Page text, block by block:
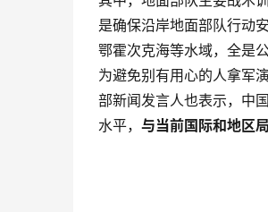
是确保沿岸地面部队行动
鄂霍次克海等水域，全是
为避免别有用心的人拿军
部新闻发言人也表示，中
水平， 与当前国际和地区